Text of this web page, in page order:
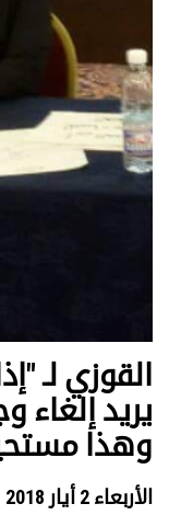
القوزي لـ
يريد إلغاء
وهذا
الأربعاء 2 أيار 2018